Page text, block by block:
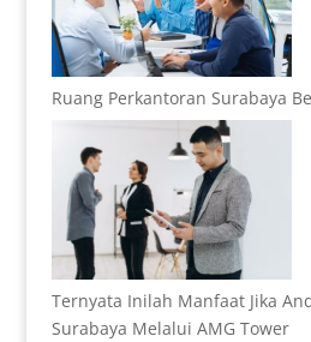
Ruang Perkantoran Surabaya
Ternyata Inilah Manfaat Jika
Surabaya Melalui AMG Tower